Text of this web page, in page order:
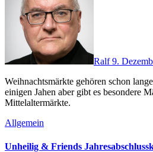
Ralf9.
Weihnachtsmärkte gehören schon lange zur Adventszeit. Seit
einigen Jahen aber gibt es besondere
Mittelaltermärkte.
Allgemein
Unheilig & Friends